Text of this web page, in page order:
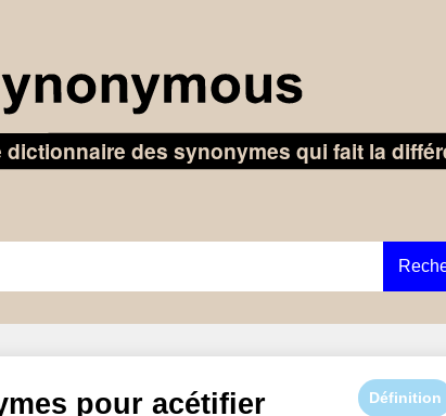
pour acétifier Définition